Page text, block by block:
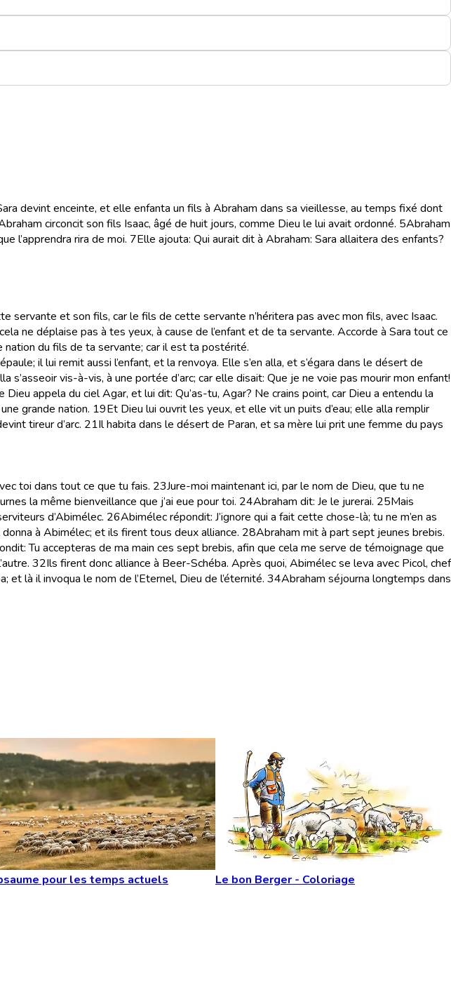
devint enceinte, et elle enfanta un fils à Abraham dans sa vieillesse, au temps fixé dont
circoncit son fils Isaac, âgé de huit jours, comme Dieu le lui avait ordonné. 5Abraham
l’apprendra rira de moi. 7Elle ajouta: Qui aurait dit à Abraham: Sara allaitera des enfants?
servante et son fils, car le fils de cette servante n’héritera pas avec mon fils, avec Isaac.
ne déplaise pas à tes yeux, à cause de l’enfant et de ta servante. Accorde à Sara tout ce
nation du fils de ta servante; car il est ta postérité.
il lui remit aussi l’enfant, et la renvoya. Elle s’en alla, et s’égara dans le désert de
s’asseoir vis-à-vis, à une portée d’arc; car elle disait: Que je ne voie pas mourir mon enfant!
Dieu appela du ciel Agar, et lui dit: Qu’as-tu, Agar? Ne crains point, car Dieu a entendu la
grande nation. 19Et Dieu lui ouvrit les yeux, et elle vit un puits d’eau; elle alla remplir
tireur d’arc. 21Il habita dans le désert de Paran, et sa mère lui prit une femme du pays
toi dans tout ce que tu fais. 23Jure-moi maintenant ici, par le nom de Dieu, que tu ne
la même bienveillance que j’ai eue pour toi. 24Abraham dit: Je le jurerai. 25Mais
d’Abimélec. 26Abimélec répondit: J’ignore qui a fait cette chose-là; tu ne m’en as
à Abimélec; et ils firent tous deux alliance. 28Abraham mit à part sept jeunes brebis.
Tu accepteras de ma main ces sept brebis, afin que cela me serve de témoignage que
32Ils firent donc alliance à Beer-Schéba. Après quoi, Abimélec se leva avec Picol, chef
là il invoqua le nom de l’Eternel, Dieu de l’éternité. 34Abraham séjourna longtemps dans
pour les temps actuels Le bon Berger - Coloriage